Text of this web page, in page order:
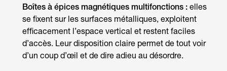
Boîtes à épices magnétiques multifonctions : elles
se fixent sur les surfaces métalliques, exploitent
efficacement l’espace vertical et restent faciles
d’accès. Leur disposition claire permet de tout voir
d’un coup d’œil et de dire adieu au désordre.